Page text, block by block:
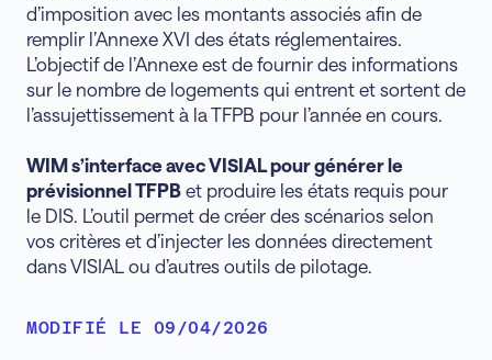
d’imposition avec les montants associés afin de
remplir l’Annexe XVI des états réglementaires.
L’objectif de l’Annexe est de fournir des informations
sur le nombre de logements qui entrent et sortent de
l’assujettissement à la TFPB pour l’année en cours.
WIM s’interface avec VISIAL pour générer le
prévisionnel TFPB et produire les états requis pour
le DIS. L’outil permet de créer des scénarios selon
vos critères et d’injecter les données directement
dans VISIAL ou d’autres outils de pilotage.
MODIFIÉ LE 09/04/2026